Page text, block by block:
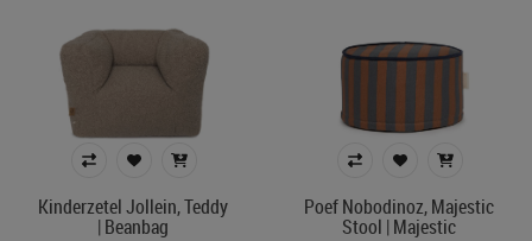
Kinderzetel Jollein, Teddy
| Beanbag
Poef Nobodinoz, Majestic
Stool | Majestic